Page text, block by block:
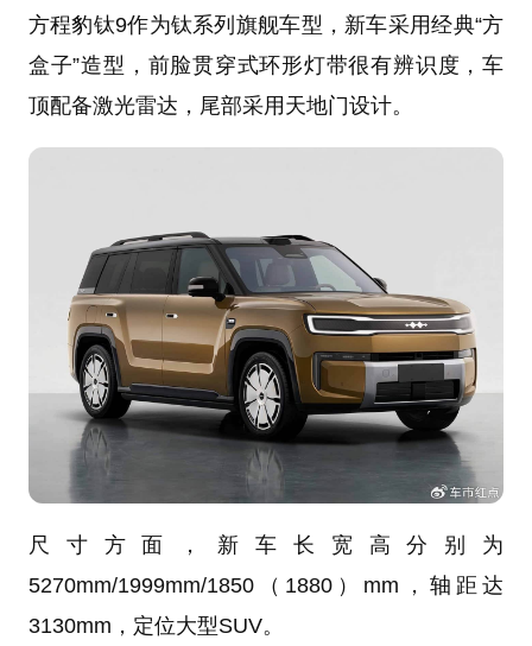
方程豹钛9作为钛系列旗舰车型，新车采用经典“方
盒子”造型，前脸贯穿式环形灯带很有辨识度，车
顶配备激光雷达，尾部采用天地门设计。
尺寸方面，新车长宽高分别为
5270mm/1999mm/1850（1880）mm，轴距达
3130mm，定位大型SUV。